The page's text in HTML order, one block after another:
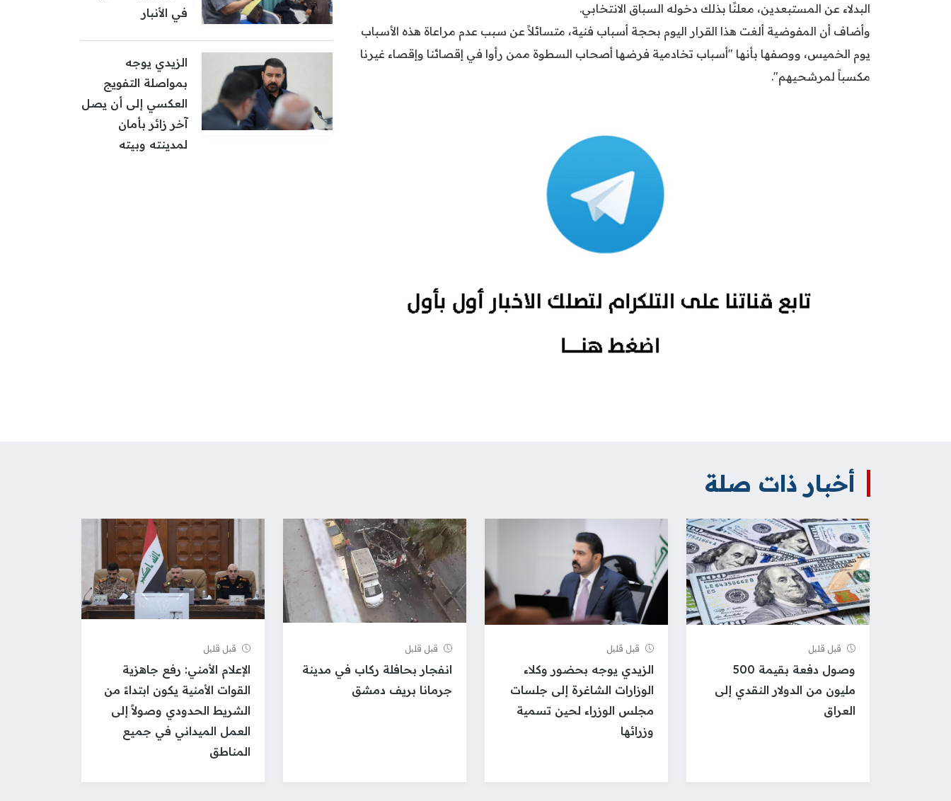
البدلاء عن المستبعدين، معلنًا بذلك دخوله السباق الانتخابي.
وأضاف أن المفوضية ألغت هذا القرار اليوم بحجة أسباب فنية، متسائلاً عن سبب عدم مراعاة هذه الأسباب
يوم الخميس، ووصفها بأنها "أسباب تخادمية فرضها أصحاب السطوة ممن رأوا في إقصائنا وإقصاء غيرنا
مكسباً لمرشحيهم".
في الأنبار
الزيدي يوجه
بمواصلة التفويج
العكسي إلى أن يصل
آخر زائر بأمان
لمدينته وبيته
أخبار ذات صلة
قبل قلیل
وصول دفعة بقيمة 500
مليون من الدولار النقدي إلى
العراق
قبل قلیل
الزيدي يوجه بحضور وكلاء
الوزارات الشاغرة إلى جلسات
مجلس الوزراء لحين تسمية
وزرائها
قبل قلیل
انفجار بحافلة ركاب في مدينة
جرمانا بريف دمشق
قبل قلیل
الإعلام الأمني: رفع جاهزية
القوات الأمنية يكون ابتداءً من
الشريط الحدودي وصولاً إلى
العمل الميداني في جميع
المناطق